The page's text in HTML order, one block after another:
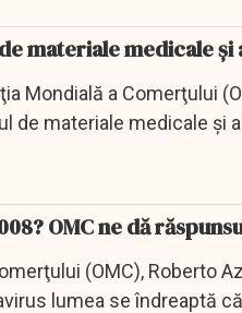
materiale medicale și
Mondială a Comerţului
de materiale medicale şi
OMC ne dă
(OMC), Roberto
lumea se îndreaptă